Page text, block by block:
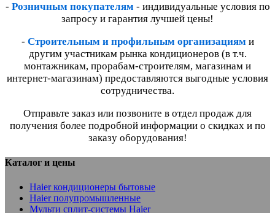
- Розничным покупателям - индивидуальные условия по
запросу и гарантия лучшей цены!
- Строительным и профильным организациям и
другим участникам рынка кондиционеров (в т.ч.
монтажникам, прорабам-строителям, магазинам и
интернет-магазинам) предоставляются выгодные условия
сотрудничества.
Отправьте заказ или позвоните в отдел продаж для
получения более подробной информации о скидках и по
заказу оборудования!
Каталог и цены
Haier кондиционеры бытовые
Haier полупромышленные
Мульти сплит-системы Haier